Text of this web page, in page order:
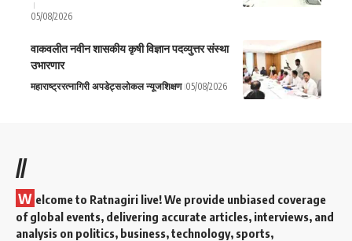
05/08/2026
वाकवलीत नवीन शासकीय कृषी विज्ञान पदव्युत्तर संस्था
उभारणार
महाराष्ट्ररत्नागिरी अपडेट्सलोकल न्यूजशिक्षण 05/08/2026
//
W elcome to Ratnagiri live! We provide unbiased coverage
of global events, delivering accurate articles, interviews, and
analysis on politics, business, technology, sports,